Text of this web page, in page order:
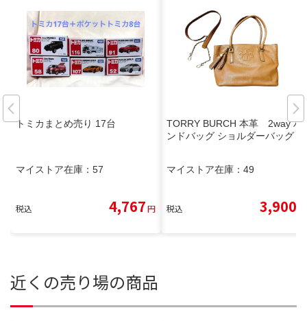
トミカまとめ売り 17台
マイストア在庫： 57
税込 4,767円
TORRY BURCH 本革 2way ハ
ンドバッグ ショルダーバッグ
マイストア在庫： 49
税込 3,900
近くの売り場の商品